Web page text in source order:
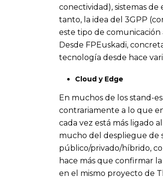
conectividad), sistemas
tanto, la idea del 3GPP
este tipo de comunicación
Desde FPEuskadi,
tecnología desde hace
Cloud y Edge
En muchos de los stand-
contrariamente a lo que
cada vez está más ligado
mucho del despliegue de
público/privado/híbrido,
hace más que confirmar
en el mismo proyecto de